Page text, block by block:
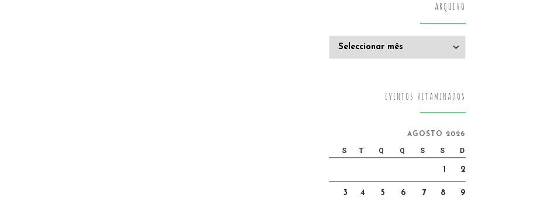
ARQUIVO
EVENTOS VITAMINADOS
AGOSTO 2026
S T Q Q S S D
1 2
3 4 5 6 7 8 9